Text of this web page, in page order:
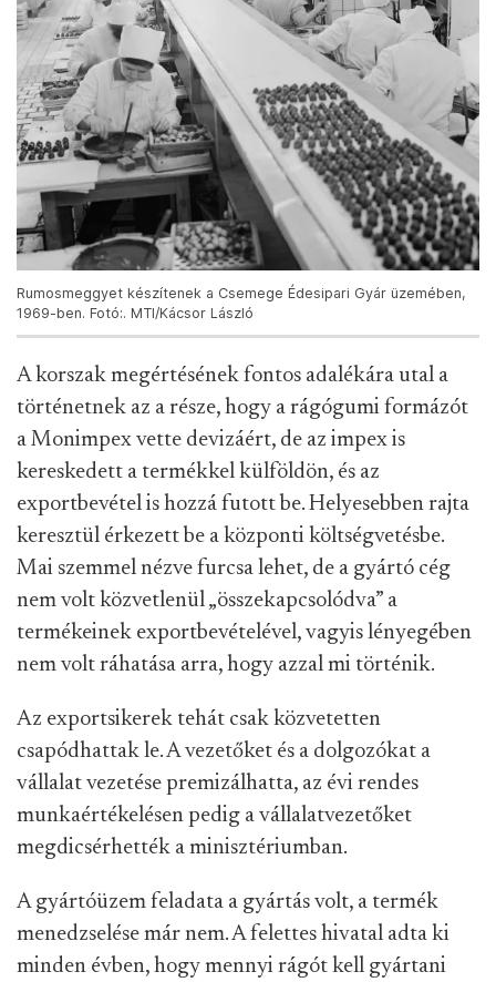
Rumosmeggyet készítenek a Csemege Édesipari Gyár üzemében,
1969-ben. Fotó:. MTI/Kácsor László
A korszak megértésének fontos adalékára utal a
történetnek az a része, hogy a rágógumi formázót
a Monimpex vette devizáért, de az impex is
kereskedett a termékkel külföldön, és az
exportbevétel is hozzá futott be. Helyesebben rajta
keresztül érkezett be a központi költségvetésbe.
Mai szemmel nézve furcsa lehet, de a gyártó cég
nem volt közvetlenül „összekapcsolódva” a
termékeinek exportbevételével, vagyis lényegében
nem volt ráhatása arra, hogy azzal mi történik.
Az exportsikerek tehát csak közvetetten
csapódhattak le. A vezetőket és a dolgozókat a
vállalat vezetése premizálhatta, az évi rendes
munkaértékelésen pedig a vállalatvezetőket
megdicsérhették a minisztériumban.
A gyártóüzem feladata a gyártás volt, a termék
menedzselése már nem. A felettes hivatal adta ki
minden évben, hogy mennyi rágót kell gyártani